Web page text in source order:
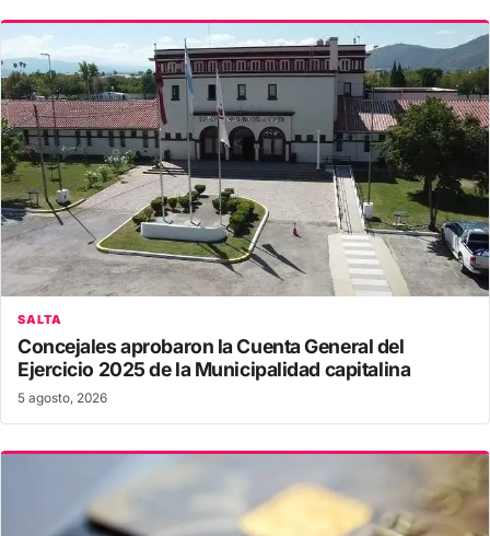
SALTA
Concejales aprobaron la Cuenta General del
Ejercicio 2025 de la Municipalidad capitalina
5 agosto, 2026